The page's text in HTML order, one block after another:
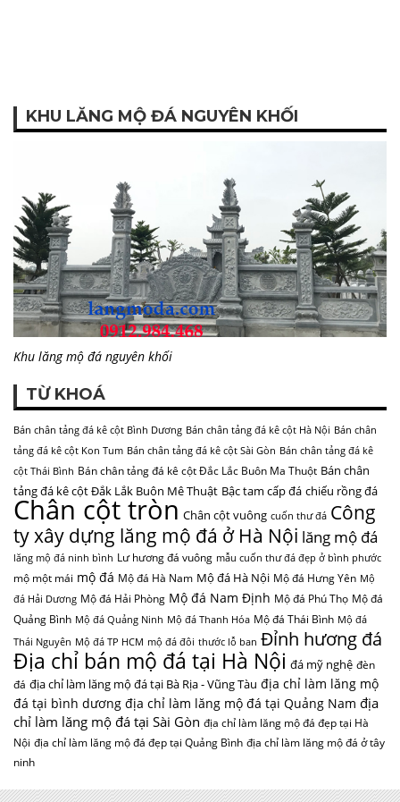
KHU LĂNG MỘ ĐÁ NGUYÊN KHỐI
Khu lăng mộ đá nguyên khối
TỪ KHOÁ
Bán chân tảng đá kê cột Bình Dương Bán chân tảng đá kê cột Hà Nội Bán chân
tảng đá kê cột Kon Tum Bán chân tảng đá kê cột Sài Gòn Bán chân tảng đá kê
cột Thái Bình Bán chân tảng đá kê cột Đắc Lắc Buôn Ma Thuột Bán chân
tảng đá kê cột Đắk Lắk Buôn Mê Thuật Bậc tam cấp đá chiếu rồng đá
Chân cột tròn Chân cột vuông cuốn thư đá Công
ty xây dựng lăng mộ đá ở Hà Nội lăng mộ đá
lăng mộ đá ninh bình Lư hương đá vuông mẫu cuốn thư đá đẹp ở bình phước
mộ một mái mộ đá Mộ đá Hà Nam Mộ đá Hà Nội Mộ đá Hưng Yên Mộ
đá Hải Dương Mộ đá Hải Phòng Mộ đá Nam Định Mộ đá Phú Thọ Mộ đá
Quảng Bình Mộ đá Quảng Ninh Mộ đá Thanh Hóa Mộ đá Thái Bình Mộ đá
Thái Nguyên Mộ đá TP HCM mộ đá đôi thước lỗ ban Đỉnh hương đá
Địa chỉ bán mộ đá tại Hà Nội đá mỹ nghệ đèn
đá địa chỉ làm lăng mộ đá tại Bà Rịa - Vũng Tàu địa chỉ làm lăng mộ
đá tại bình dương địa chỉ làm lăng mộ đá tại Quảng Nam địa
chỉ làm lăng mộ đá tại Sài Gòn địa chỉ làm lăng mộ đá đẹp tại Hà
Nội địa chỉ làm lăng mộ đá đẹp tại Quảng Bình địa chỉ làm lăng mộ đá ở tây
ninh